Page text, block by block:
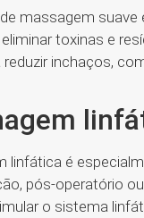
massagem
toxinas e
inchaços,
linfática é
pós-operatório
o sistema